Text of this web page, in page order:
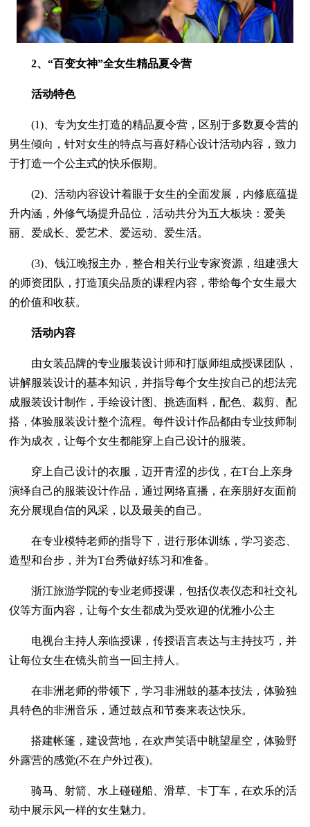
2、“百变女神”全女生精品夏令营
活动特色
(1)、专为女生打造的精品夏令营，区别于多数夏令营的
男生倾向，针对女生的特点与喜好精心设计活动内容，致力
于打造一个公主式的快乐假期。
(2)、活动内容设计着眼于女生的全面发展，内修底蕴提
升内涵，外修气场提升品位，活动共分为五大板块：爱美
丽、爱成长、爱艺术、爱运动、爱生活。
(3)、钱江晚报主办，整合相关行业专家资源，组建强大
的师资团队，打造顶尖品质的课程内容，带给每个女生最大
的价值和收获。
活动内容
由女装品牌的专业服装设计师和打版师组成授课团队，
讲解服装设计的基本知识，并指导每个女生按自己的想法完
成服装设计制作，手绘设计图、挑选面料，配色、裁剪、配
搭，体验服装设计整个流程。每件设计作品都由专业技师制
作为成衣，让每个女生都能穿上自己设计的服装。
穿上自己设计的衣服，迈开青涩的步伐，在T台上亲身
演绎自己的服装设计作品，通过网络直播，在亲朋好友面前
充分展现自信的风采，以及最美的自己。
在专业模特老师的指导下，进行形体训练，学习姿态、
造型和台步，并为T台秀做好练习和准备。
浙江旅游学院的专业老师授课，包括仪表仪态和社交礼
仪等方面内容，让每个女生都成为受欢迎的优雅小公主
电视台主持人亲临授课，传授语言表达与主持技巧，并
让每位女生在镜头前当一回主持人。
在非洲老师的带领下，学习非洲鼓的基本技法，体验独
具特色的非洲音乐，通过鼓点和节奏来表达快乐。
搭建帐篷，建设营地，在欢声笑语中眺望星空，体验野
外露营的感觉(不在户外过夜)。
骑马、射箭、水上碰碰船、滑草、卡丁车，在欢乐的活
动中展示风一样的女生魅力。